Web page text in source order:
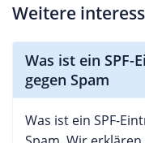
Weitere
Was ist ein
gegen Spam
Was ist ein SPF-